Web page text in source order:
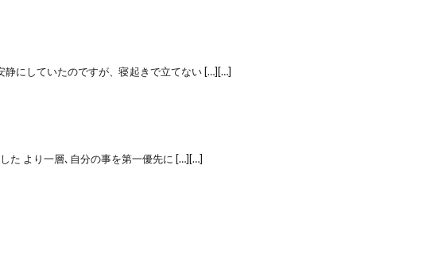
静にしていたのですが、寝起きで立てない […][…]
た より一層､自分の事を第一優先に […][…]